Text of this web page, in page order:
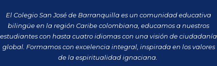
e
b
o
o
t
a
g
r
a
t
o
k
w
i
t
t
e
k
e
d
i
n
t
u
b
e
El Colegio San José de Barranquilla es un comunidad educativa
bilingüe en la región Caribe colombiana, educamos a nuestros
estudiantes con hasta cuatro idiomas con una visión de ciudadanía
global. Formamos con excelencia integral, inspirada en los valores
de la espiritualidad ignaciana.